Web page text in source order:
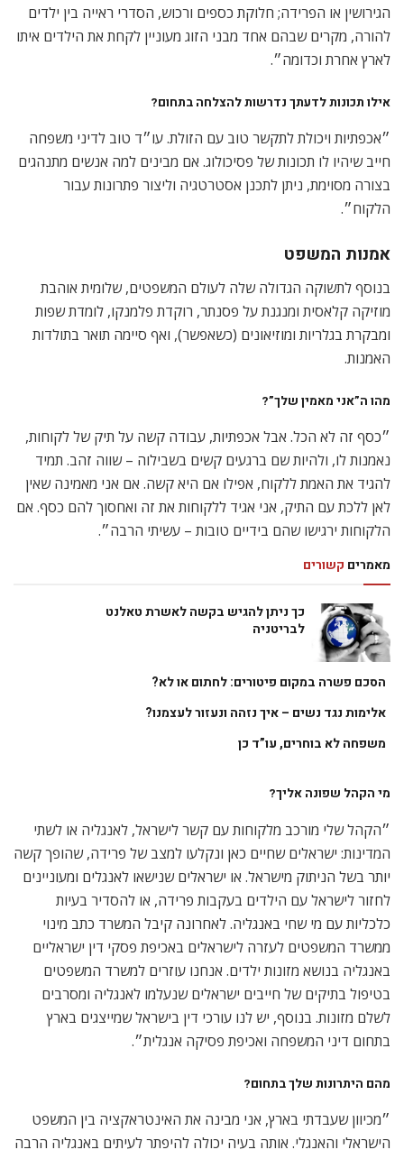
הגירושין או הפרידה; חלוקת כספים ורכוש, הסדרי ראייה בין ילדים
להורה, מקרים שבהם אחד מבני הזוג מעוניין לקחת את הילדים איתו
לארץ אחרת וכדומה״.
אילו תכונות לדעתך נדרשות להצלחה בתחום?
״אכפתיות ויכולת לתקשר טוב עם הזולת. עו״ד טוב לדיני משפחה
חייב שיהיו לו תכונות של פסיכולוג. אם מבינים למה אנשים מתנהגים
בצורה מסוימת, ניתן לתכנן אסטרטגיה וליצור פתרונות עבור
הלקוח״.
אמנות המשפט
בנוסף לתשוקה הגדולה שלה לעולם המשפטים, שלומית אוהבת
מוזיקה קלאסית ומנגנת על פסנתר, רוקדת פלמנקו, לומדת שפות
ומבקרת בגלריות ומוזיאונים (כשאפשר), ואף סיימה תואר בתולדות
האמנות.
מהו ה”אני מאמין שלך”?
״כסף זה לא הכל. אבל אכפתיות, עבודה קשה על תיק של לקוחות,
נאמנות לו, ולהיות שם ברגעים קשים בשבילוה – שווה זהב. תמיד
להגיד את האמת ללקוח, אפילו אם היא קשה. אם אני מאמינה שאין
לאן ללכת עם התיק, אני אגיד ללקוחות את זה ואחסוך להם כסף. אם
הלקוחות ירגישו שהם בידיים טובות – עשיתי הרבה״.
מאמרים קשורים
כך ניתן להגיש בקשה לאשרת טאלנט
לבריטניה
הסכם פשרה במקום פיטורים: לחתום או לא?
אלימות נגד נשים – איך נזהה ונעזור לעצמנו?
משפחה לא בוחרים, עו”ד כן
מי הקהל שפונה אליך?
״הקהל שלי מורכב מלקוחות עם קשר לישראל, לאנגליה או לשתי
המדינות: ישראלים שחיים כאן ונקלעו למצב של פרידה, שהופך קשה
יותר בשל הניתוק מישראל. או ישראלים שנישאו לאנגלים ומעוניינים
לחזור לישראל עם הילדים בעקבות פרידה, או להסדיר בעיות
כלכליות עם מי שחי באנגליה. לאחרונה קיבל המשרד כתב מינוי
ממשרד המשפטים לעזרה לישראלים באכיפת פסקי דין ישראליים
באנגליה בנושא מזונות ילדים. אנחנו עוזרים למשרד המשפטים
בטיפול בתיקים של חייבים ישראלים שנעלמו לאנגליה ומסרבים
לשלם מזונות. בנוסף, יש לנו עורכי דין בישראל שמייצגים בארץ
בתחום דיני המשפחה ואכיפת פסיקה אנגלית״.
מהם היתרונות שלך בתחום?
״מכיוון שעבדתי בארץ, אני מבינה את האינטראקציה בין המשפט
הישראלי והאנגלי. אותה בעיה יכולה להיפתר לעיתים באנגליה הרבה